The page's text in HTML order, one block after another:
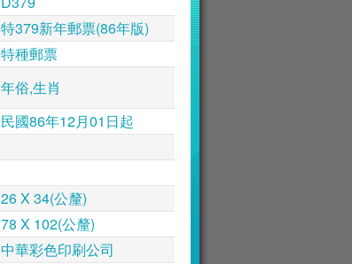
特379新年郵票(86年版)
特種郵票
年俗,生肖
民國86年12月01日起
26 X 34(公釐)
78 X 102(公釐)
中華彩色印刷公司